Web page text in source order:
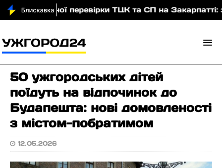
перевірки ТЦК та СП на Закарпатті:
50 ужгородських дітей
поїдуть на відпочинок до
Будапешта: нові домовленості
з містом-побратимом
12.05.2026